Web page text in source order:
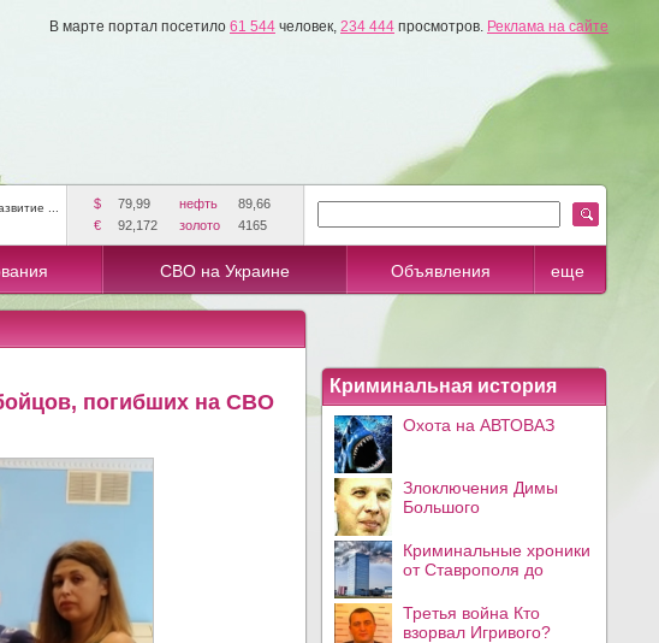
В марте портал посетило 61 544 человек, 234 444 просмотров. Реклама на сайте
...
$ 79,99 нефть
89,66
€
92,172 золото 4165
СВО на Украине Объявления еще
погибших на СВО
Криминальная история
Охота на АВТОВАЗ
Злоключения Димы
Большого
Криминальные хроники
от Ставрополя до
Третья война Кто
взорвал Игривого?